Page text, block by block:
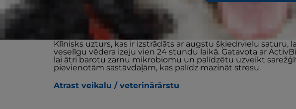
Hill’s Prescription Diet Gastrointestinal Biome Stress kaķu
ar unikālu formulu, kas palīdz mazināt stresu kaķiem,
Klīnisks uzturs, kas ir izstrādāts ar augstu šķiedrvielu saturu,
veselīgu vēdera izeju vien 24 stundu laikā. Gatavota ar
lai ātri barotu zarnu mikrobiomu un palīdzētu uzveikt
pievienotām sastāvdaļām, kas palīdz mazināt stresu.
Atrast veikalu / veterinārārstu